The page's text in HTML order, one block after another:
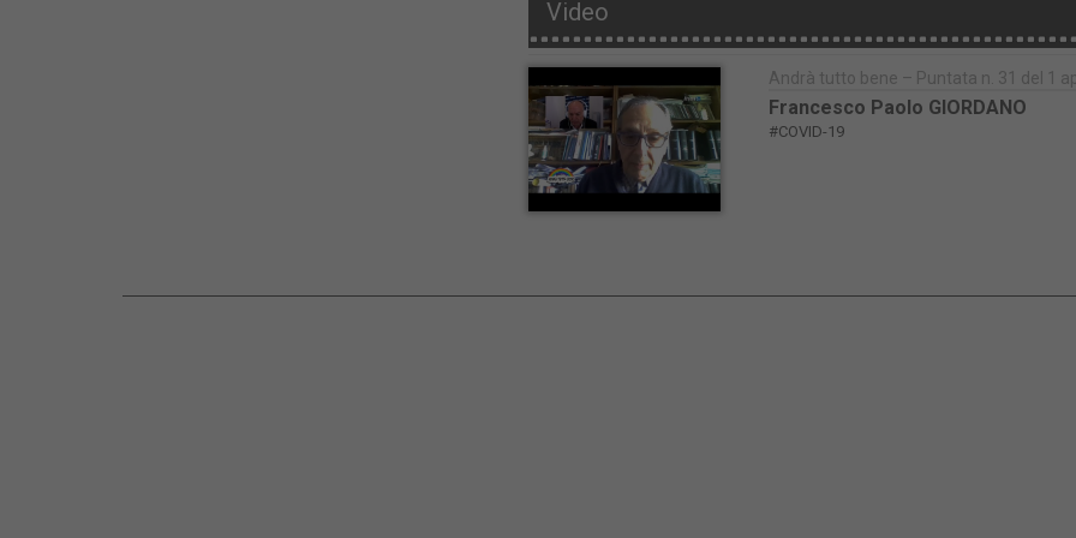
Video
Andrà tutto bene – Puntata n. 31 del 1
Francesco Paolo GIORDANO
#COVID-19